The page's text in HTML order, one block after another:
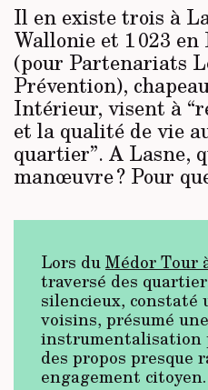
Il en existe trois à
Wallonie et 1 023
(pour Partenariats
Prévention),
Intérieur, visent à
et la qualité de vie
quartier”. A Lasne,
manœuvre ? Pour
Lors duMédor Tour
traversé des
silencieux, constaté
voisins, présumé une
instrumentalisation
des propos presque
engagement citoyen.